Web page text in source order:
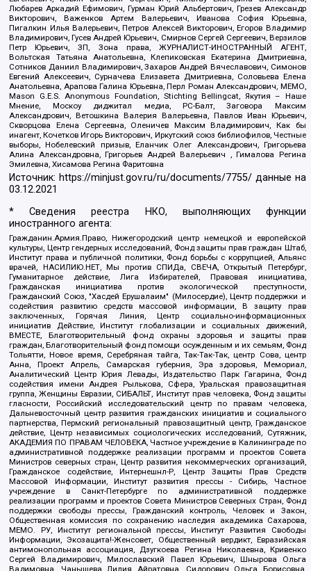
Любарев Аркадий Ефимович, Гурман Юрий Альбертович, Грезев Александр
Викторович, Важенков Артем Валерьевич, Иванова София Юрьевна,
Пигалкин Илья Валерьевич, Петров Алексей Викторович, Егоров Владимир
Владимирович, Гусев Андрей Юрьевич, Смирнов Сергей Сергеевич, Верзилов
Петр Юрьевич, ЗП, Зона права, ЖУРНАЛИСТ-ИНОСТРАННЫЙ АГЕНТ,
Вольтская Татьяна Анатольевна, Клепиковская Екатерина Дмитриевна,
Сотников Даниил Владимирович, Захаров Андрей Вячеславович, Симонов
Евгений Алексеевич, Сурначева Елизавета Дмитриевна, Соловьева Елена
Анатольевна, Арапова Галина Юрьевна, Перл Роман Александрович, МЕМО,
Mason G.E.S. Anonymous Foundation, Stichting Bellingcat, Якутия – Наше
Мнение, Москоу диджитал медиа, РС-Балт, Заговора Максим
Александрович, Ветошкина Валерия Валерьевна, Павлов Иван Юрьевич,
Скворцова Елена Сергеевна, Оленичев Максим Владимирович, Как бы
инагент, Кочетков Игорь Викторович, Иркутский союз библиофилов, Честные
выборы, Нобелевский призыв, Еланчик Олег Александрович, Григорьева
Алина Александровна, Григорьев Андрей Валерьевич , Гималова Регина
Эмилевна, Хисамова Регина Фаритовна
Источник: https://minjust.gov.ru/ru/documents/7755/ данные на
03.12.2021
* Сведения реестра НКО, выполняющих функции
иностранного агента:
Гражданин.Армия.Право, Нижегородский центр немецкой и европейской
культуры, Центр гендерных исследований, Фонд защиты прав граждан Штаб,
Институт права и публичной политики, Фонд борьбы с коррупцией, Альянс
врачей, НАСИЛИЮ.НЕТ, Мы против СПИДа, СВЕЧА, Открытый Петербург,
Гуманитарное действие, Лига Избирателей, Правовая инициатива,
Гражданская инициатива против экологической преступности,
Гражданский Союз, "Хасдей Ерушалаим" (Милосердие), Центр поддержки и
содействия развитию средств массовой информации, В защиту прав
заключенных, Горячая Линия, Центр социально-информационных
инициатив Действие, Институт глобализации и социальных движений,
ВМЕСТЕ, Благотворительный фонд охраны здоровья и защиты прав
граждан, Благотворительный фонд помощи осужденным и их семьям, Фонд
Тольятти, Новое время, Серебряная тайга, Так-Так-Так, центр Сова, центр
Анна, Проект Апрель, Самарская губерния, Эра здоровья, Мемориал,
Аналитический Центр Юрия Левады, Издательство Парк Гагарина, Фонд
содействия имени Андрея Рылькова, Сфера, Уральская правозащитная
группа, Женщины Евразии, СИБАЛЬТ, Институт прав человека, Фонд защиты
гласности, Российский исследовательский центр по правам человека,
Дальневосточный центр развития гражданских инициатив и социального
партнерства, Пермский региональный правозащитный центр, Гражданское
действие, Центр независимых социологических исследований, Сутяжник,
АКАДЕМИЯ ПО ПРАВАМ ЧЕЛОВЕКА, Частное учреждение в Калининграде по
административной поддержке реализации программ и проектов Совета
Министров северных стран, Центр развития некоммерческих организаций,
Гражданское содействие, Интернешнл-Р, Центр Защиты Прав Средств
Массовой Информации, Институт развития прессы - Сибирь, Частное
учреждение в Санкт-Петербурге по административной поддержке
реализации программ и проектов Совета Министров Северных Стран, Фонд
поддержки свободы прессы, Гражданский контроль, Человек и Закон,
Общественная комиссия по сохранению наследия академика Сахарова,
МЕМО. РУ, Институт региональной прессы, Институт Развития Свободы
Информации, Экозащита!-Женсовет, Общественный вердикт, Евразийская
антимонопольная ассоциация, Дзугкоева Регина Николаевна, Кривенко
Сергей Владимирович, Милославский Павел Юрьевич, Шнырова Ольга